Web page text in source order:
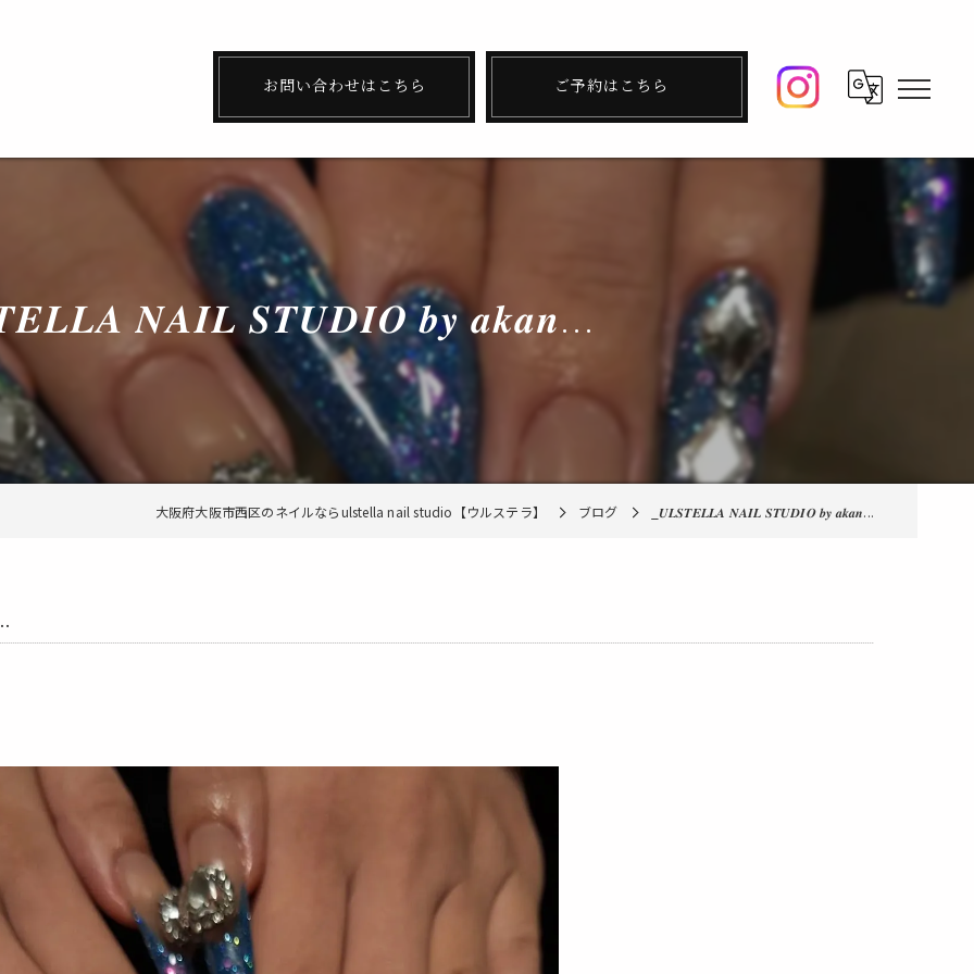
お問い合わせはこちら ご予約はこちら
𝑵𝑨𝑰𝑳 𝑺𝑻𝑼𝑫𝑰𝑶 𝒃𝒚 𝒂𝒌𝒂𝒏...
大阪府大阪市西区のネイルならulstella nail studio【ウルステラ】 ブログ _𝑼𝑳𝑺𝑻𝑬𝑳𝑳𝑨 𝑵𝑨𝑰𝑳 𝑺𝑻𝑼𝑫𝑰𝑶 𝒃𝒚 𝒂𝒌𝒂𝒏...